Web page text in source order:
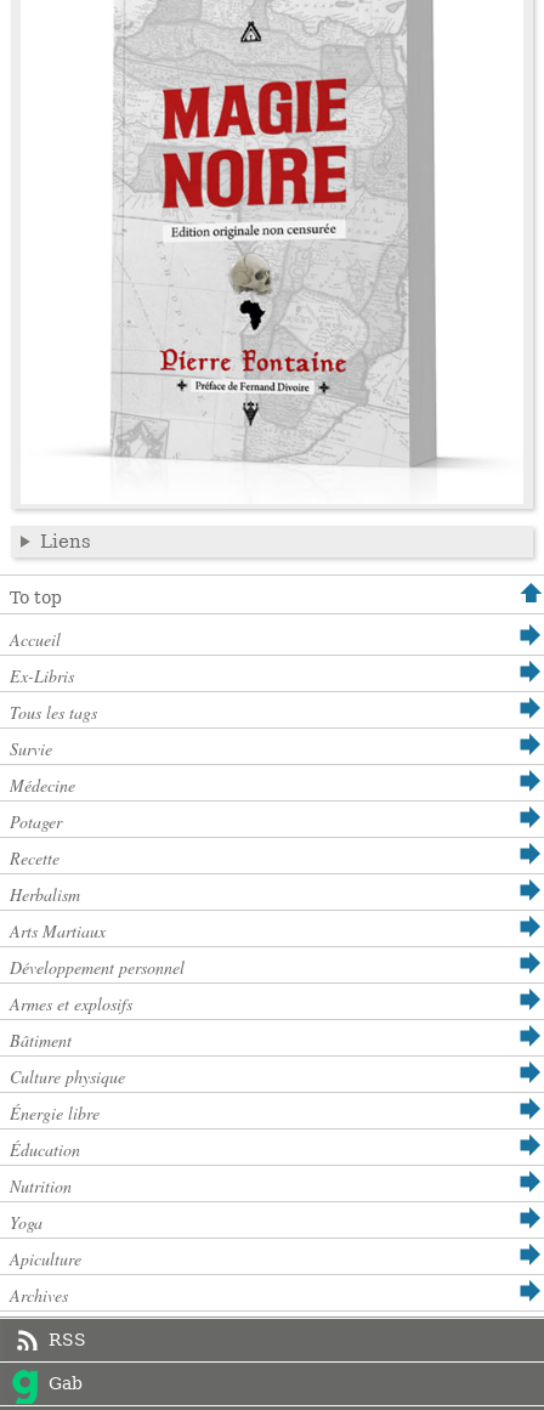
Liens
To top
Accueil
Ex-Libris
Tous les tags
Survie
Médecine
Potager
Recette
Herbalism
Arts Martiaux
Développement personnel
Armes et explosifs
Bâtiment
Culture physique
Énergie libre
Éducation
Nutrition
Yoga
Apiculture
Archives
RSS
Gab